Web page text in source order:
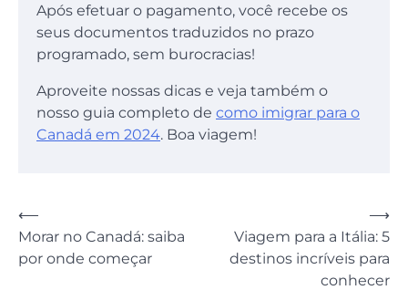
Após efetuar o pagamento, você recebe os
seus documentos traduzidos no prazo
programado, sem burocracias!
Aproveite nossas dicas e veja também o
nosso guia completo de como imigrar para o
Canadá em 2024. Boa viagem!
Navegação
de
Post
⟵
Morar no Canadá: saiba
por onde começar
Viagem para a Itália: 5
destinos incríveis para
conhecer
⟶